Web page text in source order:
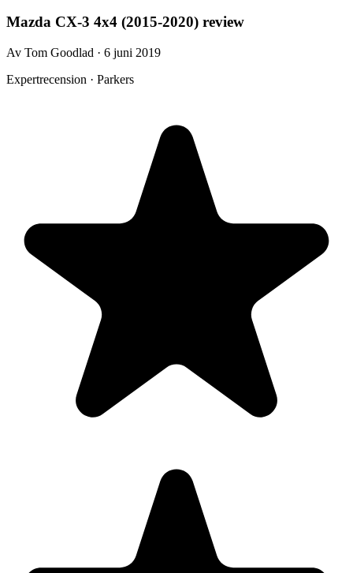
Mazda CX-3 4x4 (2015-2020) review
Av Tom Goodlad · 6 juni 2019
Expertrecension · Parkers